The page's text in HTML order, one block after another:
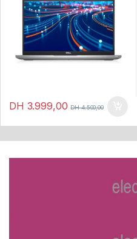
DH 3.999,00 DH4.500,00